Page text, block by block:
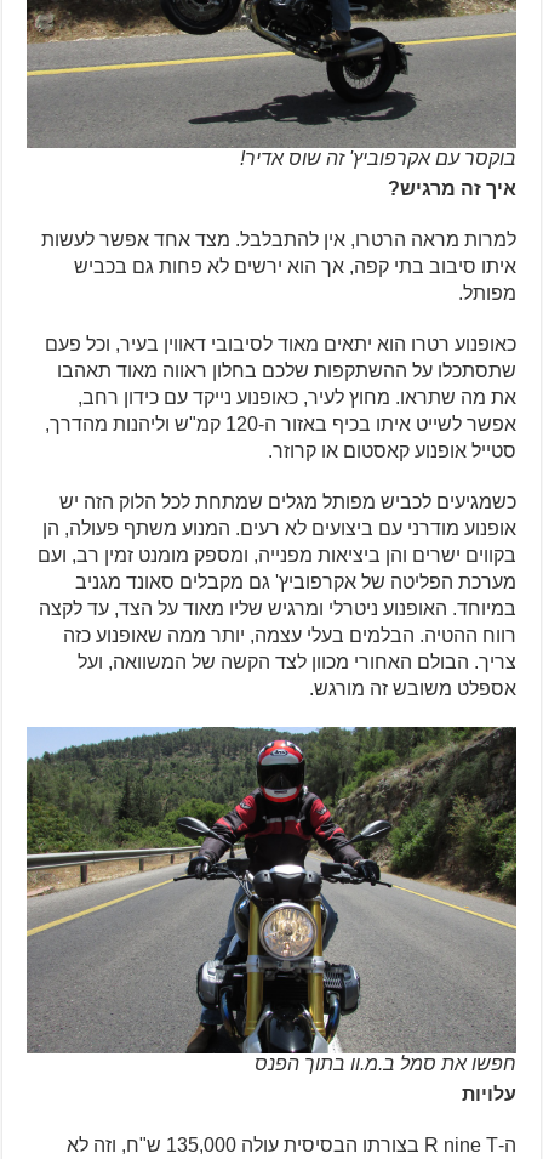
בוקסר עם אקרפוביץ' זה שוס אדיר!
איך זה מרגיש?
למרות מראה הרטרו, אין להתבלבל. מצד אחד אפשר לעשות
איתו סיבוב בתי קפה, אך הוא ירשים לא פחות גם בכביש
מפותל.
כאופנוע רטרו הוא יתאים מאוד לסיבובי דאווין בעיר, וכל פעם
שתסתכלו על ההשתקפות שלכם בחלון ראווה מאוד תאהבו
את מה שתראו. מחוץ לעיר, כאופנוע נייקד עם כידון רחב,
אפשר לשייט איתו בכיף באזור ה-120 קמ"ש וליהנות מהדרך,
סטייל אופנוע קאסטום או קרוזר.
כשמגיעים לכביש מפותל מגלים שמתחת לכל הלוק הזה יש
אופנוע מודרני עם ביצועים לא רעים. המנוע משתף פעולה, הן
בקווים ישרים והן ביציאות מפנייה, ומספק מומנט זמין רב, ועם
מערכת הפליטה של אקרפוביץ' גם מקבלים סאונד מגניב
במיוחד. האופנוע ניטרלי ומרגיש שליו מאוד על הצד, עד לקצה
רווח ההטיה. הבלמים בעלי עצמה, יותר ממה שאופנוע כזה
צריך. הבולם האחורי מכוון לצד הקשה של המשוואה, ועל
אספלט משובש זה מורגש.
חפשו את סמל ב.מ.וו בתוך הפנס
עלויות
ה-R nine T בצורתו הבסיסית עולה 135,000 ש"ח, וזה לא